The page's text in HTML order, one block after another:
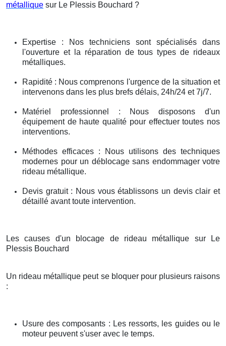
métallique sur Le Plessis Bouchard ?
Expertise : Nos techniciens sont spécialisés dans
l'ouverture et la réparation de tous types de rideaux
métalliques.
Rapidité : Nous comprenons l'urgence de la situation et
intervenons dans les plus brefs délais, 24h/24 et 7j/7.
Matériel professionnel : Nous disposons d'un
équipement de haute qualité pour effectuer toutes nos
interventions.
Méthodes efficaces : Nous utilisons des techniques
modernes pour un déblocage sans endommager votre
rideau métallique.
Devis gratuit : Nous vous établissons un devis clair et
détaillé avant toute intervention.
Les causes d'un blocage de rideau métallique sur Le
Plessis Bouchard
Un rideau métallique peut se bloquer pour plusieurs raisons
:
Usure des composants : Les ressorts, les guides ou le
moteur peuvent s'user avec le temps.